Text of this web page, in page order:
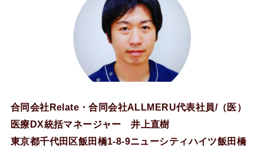
合同会社Relate・合同会社ALLMERU代表社員/（医）
医療DX統括マネージャー 井上直樹
東京都千代田区飯田橋1-8-9ニューシティハイツ飯田橋